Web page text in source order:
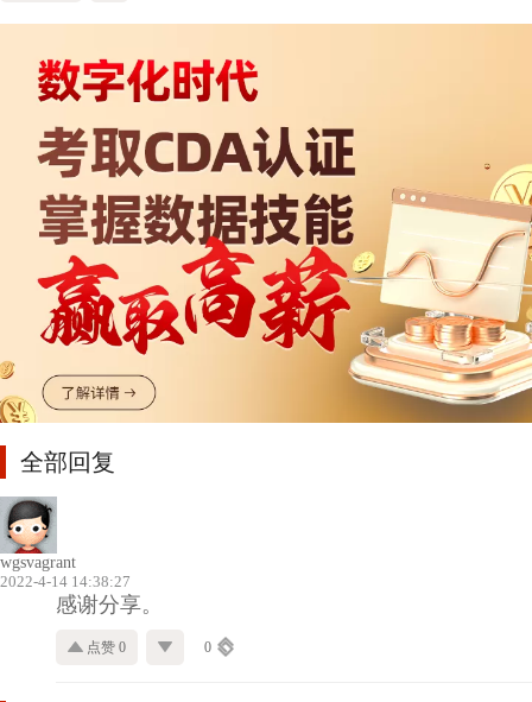
全部回复
wgsvagrant
2022-4-14 14:38:27
感谢分享。
点赞 0 0